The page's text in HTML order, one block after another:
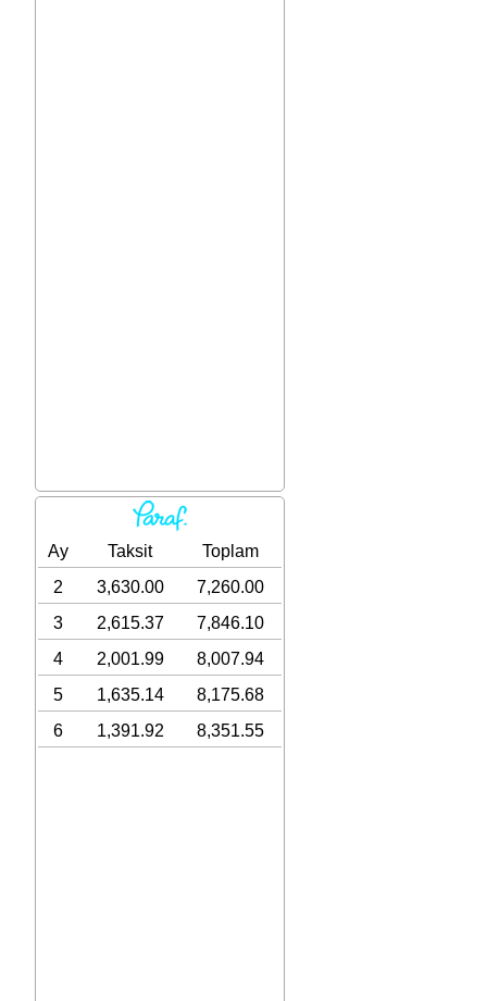
Ay Taksit
Toplam
2
3,630.00
7,260.00
3
2,615.37
7,846.10
4
2,001.99
8,007.94
5
1,635.14
8,175.68
6
1,391.92 8,351.55